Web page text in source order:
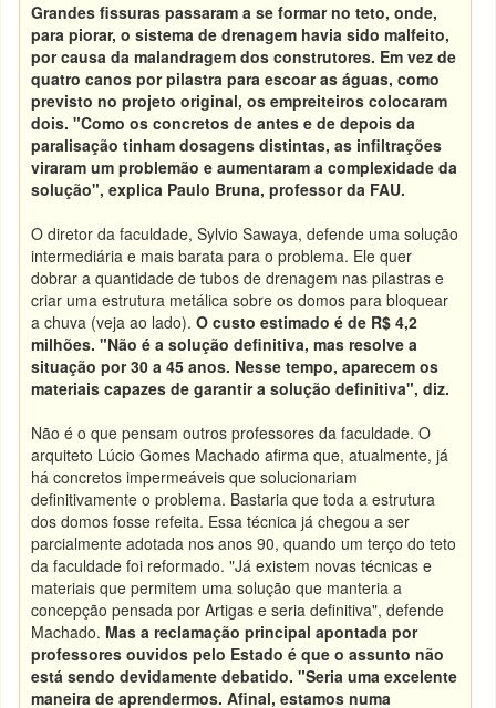
Grandes fissuras passaram a se formar no teto, onde,
para piorar, o sistema de drenagem havia sido malfeito,
por causa da malandragem dos construtores. Em vez de
quatro canos por pilastra para escoar as águas, como
previsto no projeto original, os empreiteiros colocaram
dois. "Como os concretos de antes e de depois da
paralisação tinham dosagens distintas, as infiltrações
viraram um problemão e aumentaram a complexidade da
solução", explica Paulo Bruna, professor da FAU.
O diretor da faculdade, Sylvio Sawaya, defende uma solução
intermediária e mais barata para o problema. Ele quer
dobrar a quantidade de tubos de drenagem nas pilastras e
criar uma estrutura metálica sobre os domos para bloquear
a chuva (veja ao lado).O custo estimado é de R$ 4,2
milhões. "Não é a solução definitiva, mas resolve a
situação por 30 a 45 anos. Nesse tempo, aparecem os
materiais capazes de garantir a solução definitiva", diz.
Não é o que pensam outros professores da faculdade. O
arquiteto Lúcio Gomes Machado afirma que, atualmente, já
há concretos impermeáveis que solucionariam
definitivamente o problema. Bastaria que toda a estrutura
dos domos fosse refeita. Essa técnica já chegou a ser
parcialmente adotada nos anos 90, quando um terço do teto
da faculdade foi reformado. "Já existem novas técnicas e
materiais que permitem uma solução que manteria a
concepção pensada por Artigas e seria definitiva", defende
Machado. Mas a reclamação principal apontada por
professores ouvidos pelo Estado é que o assunto não
está sendo devidamente debatido. "Seria uma excelente
maneira de aprendermos. Afinal, estamos numa